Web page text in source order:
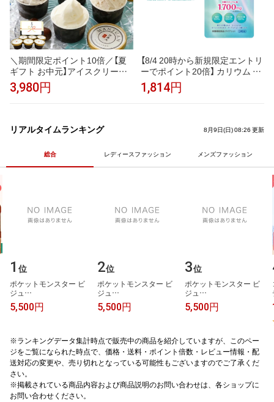
＼期間限定ポイント10倍／【夏
ギフト お中元】アイスクリーム
ジェラート 甘栗専門店の甘栗ジ
ェラート入 創業99年の青果市場
あまぐり ミルク いちご 抹茶 チ
ョコ クッキークリーム 6種6入
3,980円
【8/4 20時から新規限定エントリ
ーでポイント20倍】 カリウム サ
プリ muku:trim ムクトリム ワダ
カルシウム製薬 3種のカリウム
プリ 栄養機能食品 ナイアシン
1,814円
リアルタイムランキング 8月9日(日) 08:26 更新
総合 レディースファッション メンズファッション
1 位
ポ​ケ​ッ​ト​モ​ン​ス​タ​ー​ ​ビ​
ジ​ュ​…
5,500円
2位
ポ​ケ​ッ​ト​モ​ン​ス​タ​ー​ ​ビ​
ジ​ュ​…
5,500円
3位
ポ​ケ​ッ​ト​モ​ン​ス​タ​ー​ ​ビ​
ジ​ュ​…
5,500円
※ランキングデータ集計時点で販売中の商品を紹介していますが、このペー
ジをご覧になられた時点で、価格・送料・ポイント倍数・レビュー情報・配
送対応の変更や、売り切れとなっている可能性もございますのでご了承くだ
さい。
※掲載されている商品内容および商品説明のお問い合わせは、各ショップに
お問い合わせください。